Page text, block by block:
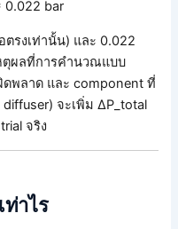
0.022 bar
ตรงเท่านั้น) และ 0.022
ตุผลที่การคำนวณแบบ
พลาด และ component ที่
จะเพิ่ม ΔP_total
จริง
ท่าไร